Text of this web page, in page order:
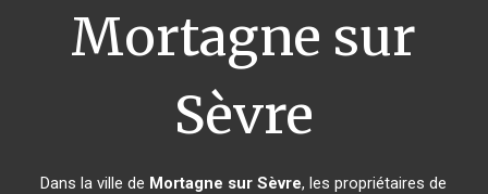
Mortagne sur
Sèvre
Dans la ville de Mortagne sur Sèvre, les propriétaires de